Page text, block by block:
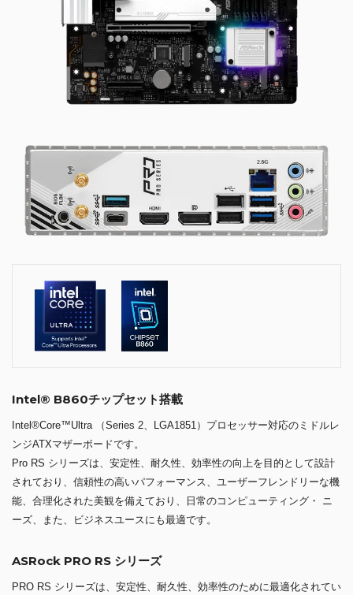
Intel® B860チップセット搭載
Intel®Core™Ultra （Series 2、LGA1851）プロセッサー対応のミドルレ
ンジATXマザーボードです。
Pro RS シリーズは、安定性、耐久性、効率性の向上を目的として設計
されており、信頼性の高いパフォーマンス、ユーザーフレンドリーな機
能、合理化された美観を備えており、日常のコンピューティング・ ニ
ーズ、また、ビジネスユースにも最適です。
ASRock PRO RS シリーズ
PRO RS シリーズは、安定性、耐久性、効率性のために最適化されてい